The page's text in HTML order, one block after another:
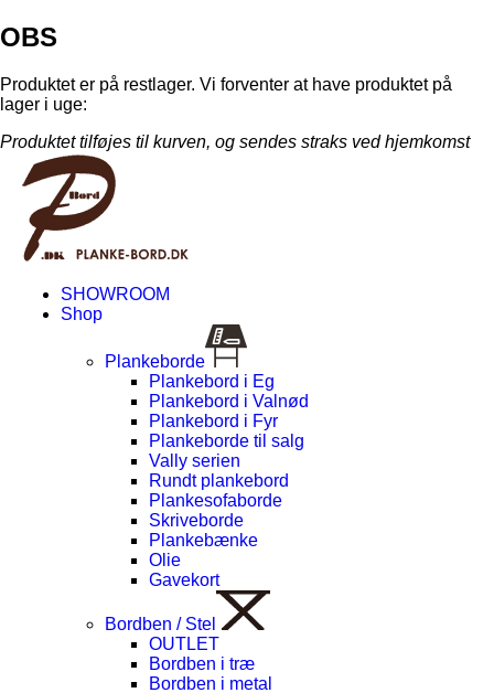
OBS
Produktet er på restlager. Vi forventer at have produktet på
lager i uge:
Produktet tilføjes til kurven, og sendes straks ved hjemkomst
SHOWROOM
Shop
Plankeborde
Plankebord i Eg
Plankebord i Valnød
Plankebord i Fyr
Plankeborde til salg
Vally serien
Rundt plankebord
Plankesofaborde
Skriveborde
Plankebænke
Olie
Gavekort
Bordben / Stel
OUTLET
Bordben i træ
Bordben i metal